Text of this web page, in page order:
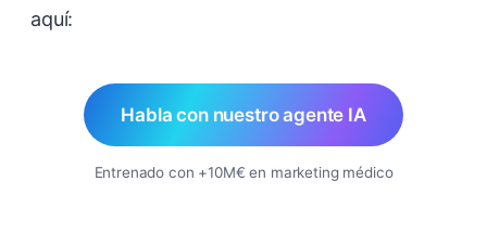
aquí:
Habla con nuestro agente IA
Entrenado con +10M€ en marketing médico